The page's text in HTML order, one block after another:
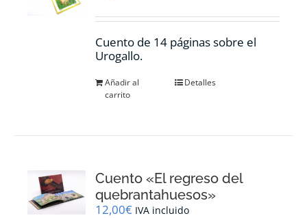
CARRITO
Cuento de 14 páginas sobre el
Urogallo.
Añadir al
carrito
Detalles
Cuento «El regreso del
quebrantahuesos»
12,00€ IVA incluido